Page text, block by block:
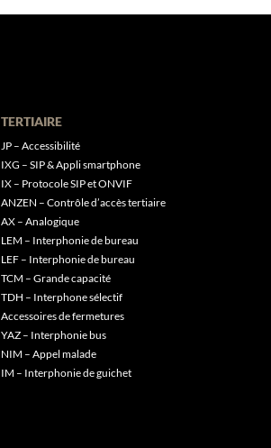
TERTIAIRE
JP – Accessibilité
IXG – SIP & Appli smartphone
IX – Protocole SIP et ONVIF
ANZEN – Contrôle d’accès tertiaire
AX – Analogique
LEM – Interphonie de bureau
LEF – Interphonie de bureau
TCM – Grande capacité
TDH – Interphone sélectif
Accessoires de fermetures
YAZ – Interphonie bus
NIM – Appel malade
IM – Interphonie de guichet